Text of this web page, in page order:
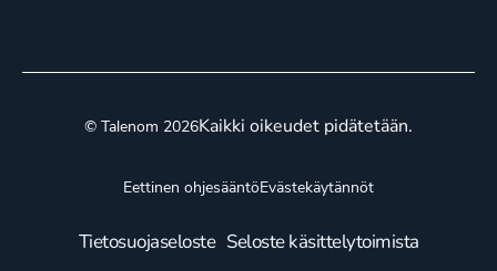
© Talenom 2026Kaikki oikeudet pidätetään.
Eettinen ohjesääntöEvästekäytännöt
Tietosuojaseloste Seloste käsittelytoimista